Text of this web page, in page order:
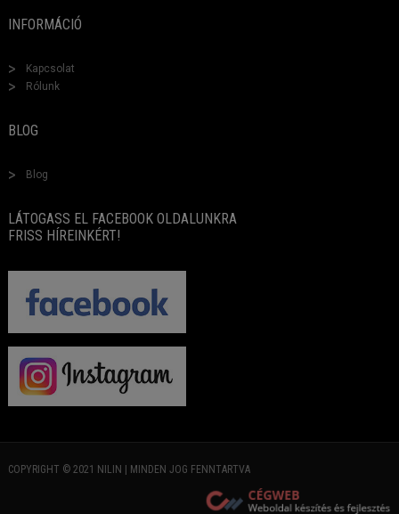
INFORMÁCIÓ
Kapcsolat
Rólunk
BLOG
Blog
LÁTOGASS EL FACEBOOK OLDALUNKRA
FRISS HÍREINKÉRT!
COPYRIGHT © 2021 NILIN | MINDEN JOG FENNTARTVA